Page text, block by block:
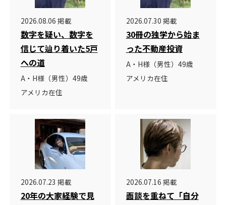
2026.08.06 掲載
数字を疑い、数字を
信じて辿り着いた5戸
への道
A・H様（男性）49歳
アメリカ在住
2026.07.30 掲載
30冊の独学から始ま
った不動産投資
A・H様（男性）49歳
アメリカ在住
2026.07.23 掲載
20年の大家経験で見
2026.07.16 掲載
面談を重ねて「自分